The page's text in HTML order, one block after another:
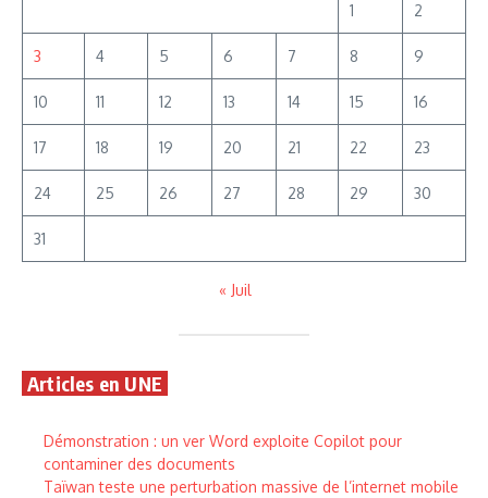
1 2
3 4 5 6 7 8 9
10 11 12 13 14 15 16
17 18 19 20 21 22 23
24 25 26 27 28 29 30
31
« Juil
Articles en UNE
Démonstration : un ver Word exploite Copilot pour
contaminer des documents
Taïwan teste une perturbation massive de l’internet mobile